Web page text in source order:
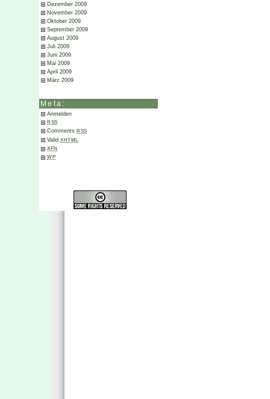
Dezember 2009
November 2009
Oktober 2009
September 2009
August 2009
Juli 2009
Juni 2009
Mai 2009
April 2009
März 2009
Meta:
Anmelden
RSS
Comments RSS
Valid XHTML
XFN
WP